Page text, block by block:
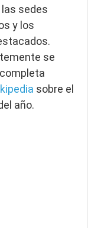
sedes
y los
se
sobre el
año.